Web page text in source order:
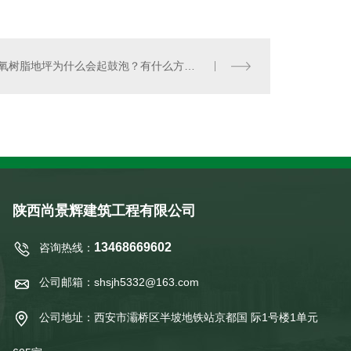
环氧树脂地坪为什么会起鼓泡？有什么方法可以防止其发生？
陕西尚景辉建筑工程有限公司
咨询热线： 13468669602
公司邮箱：shsjh5332@163.com
公司地址：西安市灞桥区半坡地铁站京都国 际1号楼1单元